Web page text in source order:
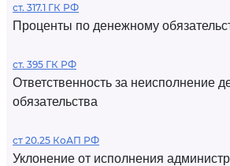
ст. 317.1 ГК РФ
Проценты по денежному
ст. 395 ГК РФ
Ответственность за неисполнение
обязательства
ст 20.25 КоАП РФ
Уклонение от исполнения